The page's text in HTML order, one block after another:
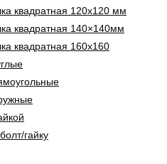
квадратная 120х120 мм
квадратная 140×140мм
квадратная 160х160
гайку